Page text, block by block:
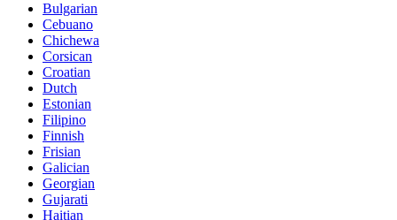
Bulgarian
Cebuano
Chichewa
Corsican
Croatian
Dutch
Estonian
Filipino
Finnish
Frisian
Galician
Georgian
Gujarati
Haitian